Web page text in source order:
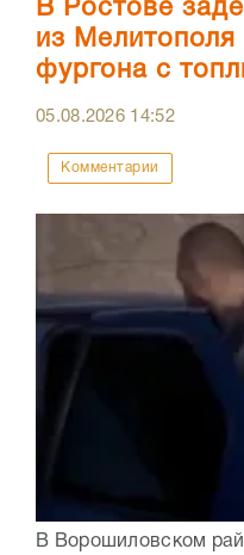
В Ростове
из
фургона с
05.08.2026 14:52
Комментарии
В Ворошиловском